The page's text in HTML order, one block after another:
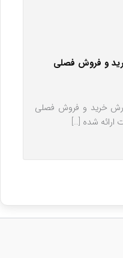
مورد گزارش خرید و فروش فصلی
ارائه شده […]